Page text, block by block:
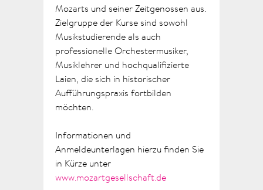
Mozarts und seiner Zeitgenossen aus.
Zielgruppe der Kurse sind sowohl
Musikstudierende als auch
professionelle Orchestermusiker,
Musiklehrer und hochqualifizierte
Laien, die sich in historischer
Aufführungspraxis fortbilden
möchten.
Informationen und
Anmeldeunterlagen hierzu finden Sie
in Kürze unter
www.mozartgesellschaft.de